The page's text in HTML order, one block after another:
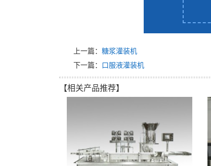
上一篇： 糖浆灌装机
下一篇： 口服液灌装机
【相关产品推荐】